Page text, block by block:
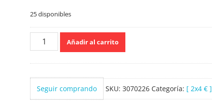
25 disponibles
Rexona
Spray
200ml
cantidad
Añadir al carrito
Seguir comprando SKU: 3070226 Categoría: [ 2x4 € ]